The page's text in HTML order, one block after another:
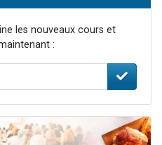
les nouveaux cours et
: